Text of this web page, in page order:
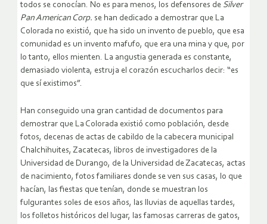
todos se conocían. No es para menos, los defensores de Silver
Pan American Corp. se han dedicado a demostrar que La
Colorada no existió, que ha sido un invento de pueblo, que esa
comunidad es un invento mafufo, que era una mina y que, por
lo tanto, ellos mienten. La angustia generada es constante,
demasiado violenta, estruja el corazón escucharlos decir: “es
que sí existimos”.
Han conseguido una gran cantidad de documentos para
demostrar que La Colorada existió como población, desde
fotos, decenas de actas de cabildo de la cabecera municipal
Chalchihuites, Zacatecas, libros de investigadores de la
Universidad de Durango, de la Universidad de Zacatecas, actas
de nacimiento, fotos familiares donde se ven sus casas, lo que
hacían, las fiestas que tenían, donde se muestran los
fulgurantes soles de esos años, las lluvias de aquellas tardes,
los folletos históricos del lugar, las famosas carreras de gatos,